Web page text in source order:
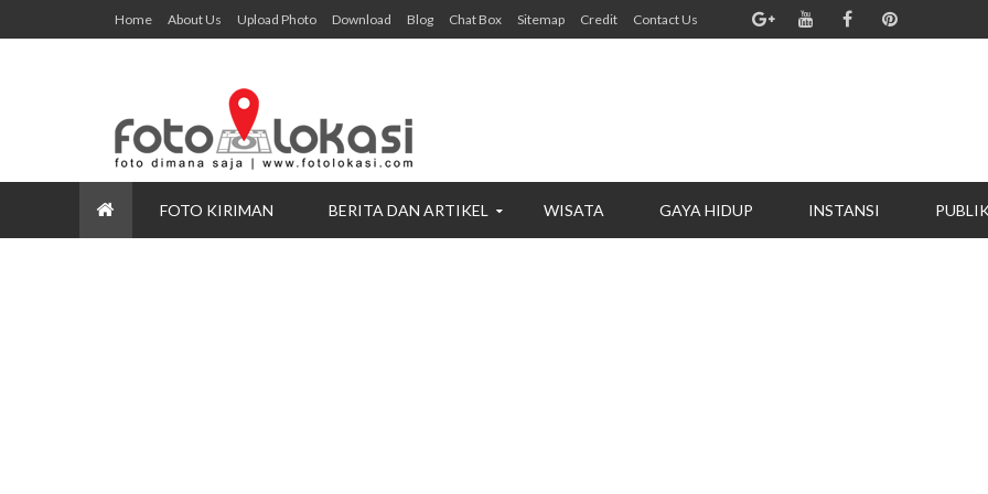
Home About Us Upload Photo Download Blog Chat Box Sitemap Credit Contact Us
FOTO KIRIMAN BERITA DAN ARTIKEL WISATA GAYA HIDUP INSTANSI